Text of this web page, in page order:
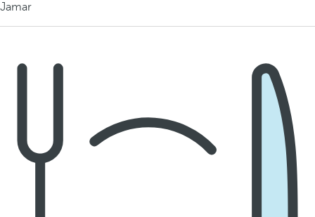
Jamar